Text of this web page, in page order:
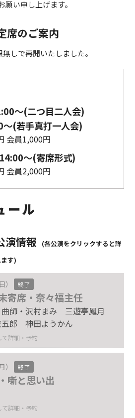
い申し上げます。
席のご案内
しで再開いたしました。
〜(二つ目二人会)
(若手真打一人会)
会員1,000円
〜(寄席形式)
会員2,000円
ール
演情報
(各公演をクリックすると詳
す)
） 終了
寄席・奈々福主任
師・沢村まみ 三遊亭鳳月
五郎 神田ようかん
て詳細・予約
） 終了
噺と思い出
て詳細・予約